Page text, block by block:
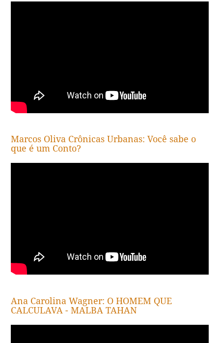
Marcos Oliva Crônicas Urbanas: Você sabe o
que é um Conto?
Ana Carolina Wagner: O HOMEM QUE
CALCULAVA - MALBA TAHAN